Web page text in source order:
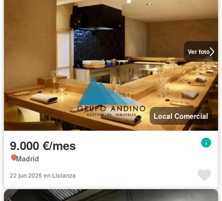
Ver foto
Local Comercial
9.000 €/mes
Madrid
22 jun 2026 en Listanza